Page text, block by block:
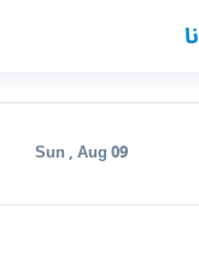
Sun , Aug 09